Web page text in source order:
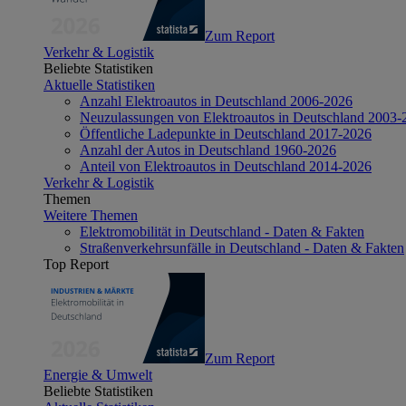
Zum Report
Verkehr & Logistik
Beliebte Statistiken
Aktuelle Statistiken
Anzahl Elektroautos in Deutschland 2006-2026
Neuzulassungen von Elektroautos in Deutschland 2003-
Öffentliche Ladepunkte in Deutschland 2017-2026
Anzahl der Autos in Deutschland 1960-2026
Anteil von Elektroautos in Deutschland 2014-2026
Verkehr & Logistik
Themen
Weitere Themen
Elektromobilität in Deutschland - Daten & Fakten
Straßenverkehrsunfälle in Deutschland - Daten & Fakten
Top Report
Zum Report
Energie & Umwelt
Beliebte Statistiken